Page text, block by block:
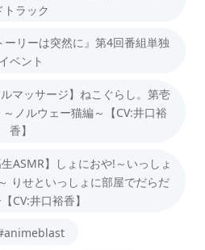
トラック
リーは突然に』第4回番組単独
イベント
マッサージ】ねこぐらし。第壱
ノルウェー猫編～【CV:井口裕
香】
ASMR】しょにおや!～いっしょ
りせといっしょに部屋でだらだ
CV:井口裕香】